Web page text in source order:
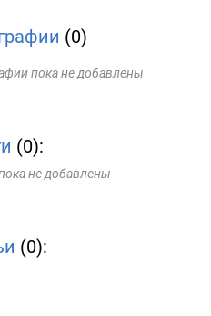
(0)
пока не добавлены
(0):
не добавлены
(0):